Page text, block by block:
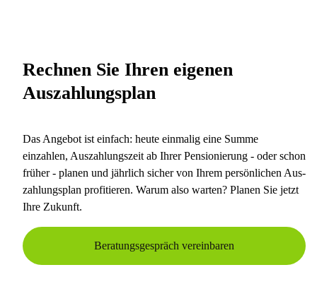
Rechnen Sie Ihren eigenen
Auszahlungsplan
Das Angebot ist einfach: heute einmalig eine Summe
einzahlen, Aus­zahlungs­zeit ab Ihrer Pensionierung - oder schon
früher - planen und jährlich sicher von Ihrem persönlichen Aus­
zahlungs­plan profitieren. Warum also warten? Planen Sie jetzt
Ihre Zukunft.
Beratungsgespräch vereinbaren